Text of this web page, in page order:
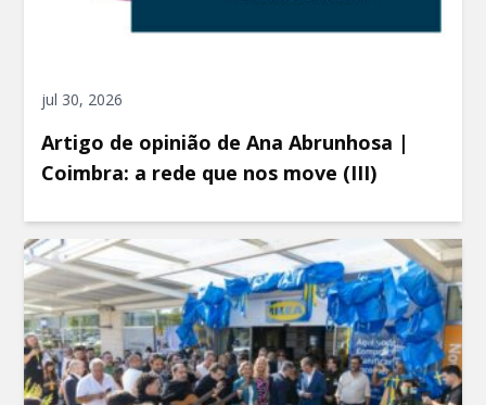
jul 30, 2026
Artigo de opinião de Ana Abrunhosa |
Coimbra: a rede que nos move (III)